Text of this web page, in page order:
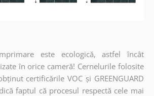
este ecologică, astfel încât
în orice cameră! Cernelurile folosite
certificările VOC și GREENGUARD
faptul că procesul respectă cele mai